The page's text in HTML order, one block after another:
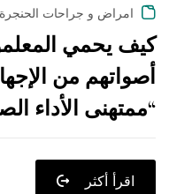
امراض و جراحات الحنجرة
كيف يحمي
أصواتهم من
“ممتهنى الأداء
اقرأ أكثر